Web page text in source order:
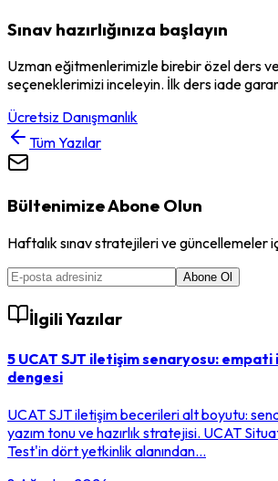
Sınav hazırlığınıza başlayın
Uzman eğitmenlerimizle birebir özel ders
seçeneklerimizi inceleyin. İlk ders iade
Ücretsiz Danışmanlık
Tüm Yazılar
Bültenimize Abone Olun
Haftalık sınav stratejileri ve güncellemeler
Abone Ol
İlgili Yazılar
5 UCAT SJT iletişim senaryosu:
dengesi
UCAT SJT iletişim becerileri alt boyutu:
yazım tonu ve hazırlık stratejisi. UCAT
Test'in dört yetkinlik alanından…